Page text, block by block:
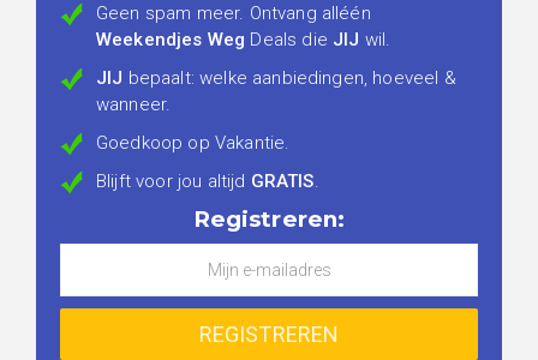
Geen spam meer. Ontvang alléén
Weekendjes Weg Deals die JIJ wil.
JIJ bepaalt: welke aanbiedingen, hoeveel &
wanneer.
Goedkoop op Vakantie.
Blijft voor jou altijd GRATIS.
Registreren: